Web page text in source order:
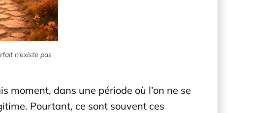
n’existe pas
moment, dans une période où l’on ne se
Pourtant, ce sont souvent ces